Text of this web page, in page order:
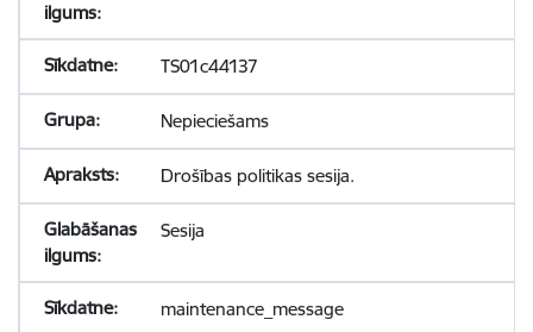
TS01c44137
Nepieciešams
Drošības politikas sesija.
Sesija
maintenance_message